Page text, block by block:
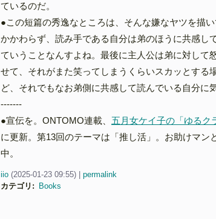
ているのだ。
●この短篇の秀逸なところは、そんな嫌なヤツを描
かかわらず、読み手である自分は弟のほうに共感し
ていうことなんすよね。最後に主人公は弟に対して
せて、それがまた笑ってしまうくらいスカッとする
ど、それでもなお弟側に共感して読んでいる自分に
-------
●宣伝を。ONTOMO連載、 五月女ケイ子の「ゆるク
に更新。第13回のテーマは「推し活」。お助けマン
中。
iio (2025-01-23 09:55) | permalink
カテゴリ : Books